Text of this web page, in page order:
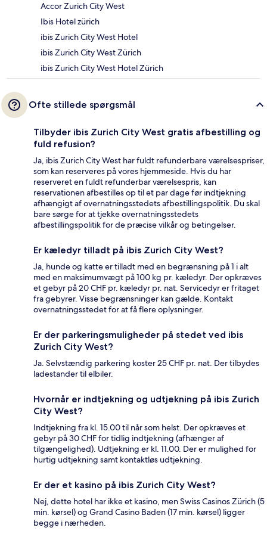
Accor Zurich City West
Ibis Hotel zürich
ibis Zurich City West Hotel
ibis Zurich City West Zürich
ibis Zurich City West Hotel Zürich
Ofte stillede spørgsmål
Tilbyder ibis Zurich City West gratis afbestilling og
fuld refusion?
Ja, ibis Zurich City West har fuldt refunderbare værelsespriser,
som kan reserveres på vores hjemmeside. Hvis du har
reserveret en fuldt refunderbar værelsespris, kan
reservationen afbestilles op til et par dage før indtjekning
afhængigt af overnatningsstedets afbestillingspolitik. Du skal
bare sørge for at tjekke overnatningsstedets
afbestillingspolitik for de præcise vilkår og betingelser.
Er kæledyr tilladt på ibis Zurich City West?
Ja, hunde og katte er tilladt med en begrænsning på 1 i alt
med en maksimumvægt på 100 kg pr. kæledyr. Der opkræves
et gebyr på 20 CHF pr. kæledyr pr. nat. Servicedyr er fritaget
fra gebyrer. Visse begrænsninger kan gælde. Kontakt
overnatningsstedet for at få flere oplysninger.
Er der parkeringsmuligheder på stedet ved ibis
Zurich City West?
Ja. Selvstændig parkering koster 25 CHF pr. nat. Der tilbydes
ladestander til elbiler.
Hvornår er indtjekning og udtjekning på ibis Zurich
City West?
Indtjekning fra kl. 15.00 til når som helst. Der opkræves et
gebyr på 30 CHF for tidlig indtjekning (afhænger af
tilgængelighed). Udtjekning er kl. 11.00. Der er mulighed for
hurtig udtjekning samt kontaktløs udtjekning.
Er der et kasino på ibis Zurich City West?
Nej, dette hotel har ikke et kasino, men Swiss Casinos Zürich (5
min. kørsel) og Grand Casino Baden (17 min. kørsel) ligger
begge i nærheden.